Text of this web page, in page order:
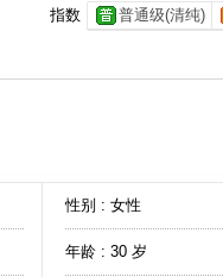
指数 普通级(清纯)
性别 : 女性
年龄 : 30 岁